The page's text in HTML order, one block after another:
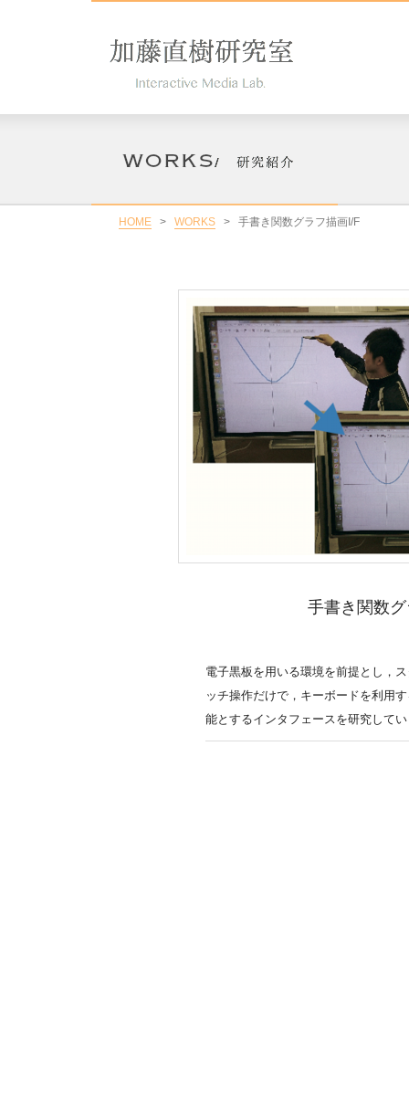
HOME > WORKS > 手書き関数グラフ描画I/F
手書き関数
電子黒板を用いる環境を前提とし，
ッチ操作だけで，キーボードを利用
能とするインタフェースを研究して